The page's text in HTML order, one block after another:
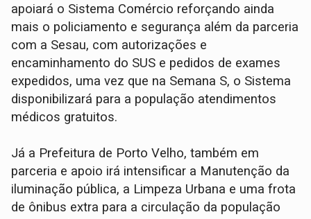
apoiará o Sistema Comércio reforçando ainda
mais o policiamento e segurança além da parceria
com a Sesau, com autorizações e
encaminhamento do SUS e pedidos de exames
expedidos, uma vez que na Semana S, o Sistema
disponibilizará para a população atendimentos
médicos gratuitos.
Já a Prefeitura de Porto Velho, também em
parceria e apoio irá intensificar a Manutenção da
iluminação pública, a Limpeza Urbana e uma frota
de ônibus extra para a circulação da população